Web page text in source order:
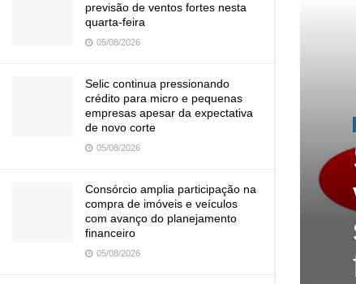
previsão de ventos fortes nesta
quarta-feira
05/08/2026
Selic continua pressionando
crédito para micro e pequenas
empresas apesar da expectativa
de novo corte
05/08/2026
Consórcio amplia participação na
compra de imóveis e veículos
com avanço do planejamento
financeiro
05/08/2026